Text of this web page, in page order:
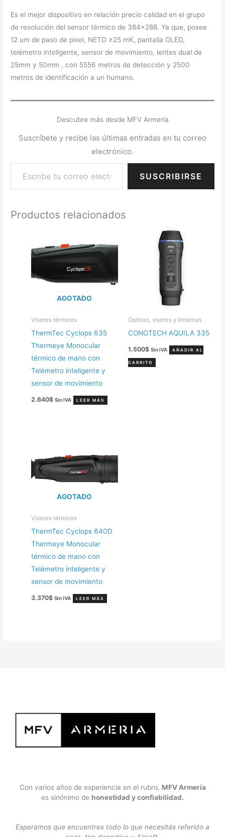
Es el mejor dispositivo en relación precio calidad en el grupo
de resolución del sensor térmico de 384×288. Ya que, posee
12 um de paso de pixel, NETD ≥25 mK, pantalla OLED,
telémetro inteligente, sensor de movimiento, lentes dual de
25mm y 50mm , con 5556 metros de detección y 2500
metros de identificación a un humano.
Descubre más desde MFV Armería
Suscríbete y recibe las últimas entradas en tu correo
electrónico.
SUSCRIBIRSE
Productos relacionados
AGOTADO
Visores térmicos
ThermTec Cyclops 635
Thermeye Monocular
térmico de mano con
Telémetro inteligente y
sensor de movimiento
2.640$ Sin IVA LEER MÁS
Ópticas, visores y linternas
CONOTECH AQUILA 335
1.500$ Sin IVA AÑADIR AL
CARRITO
AGOTADO
Visores térmicos
ThermTec Cyclops 640D
Thermeye Monocular
térmico de mano con
Telémetro inteligente y
sensor de movimiento
3.370$ Sin IVA LEER MÁS
Con varios años de experiencia en el rubro, MFV Armería
es sinónimo de honestidad y confiabilidad.
Esperamos que encuentres todo lo que necesitás referido a